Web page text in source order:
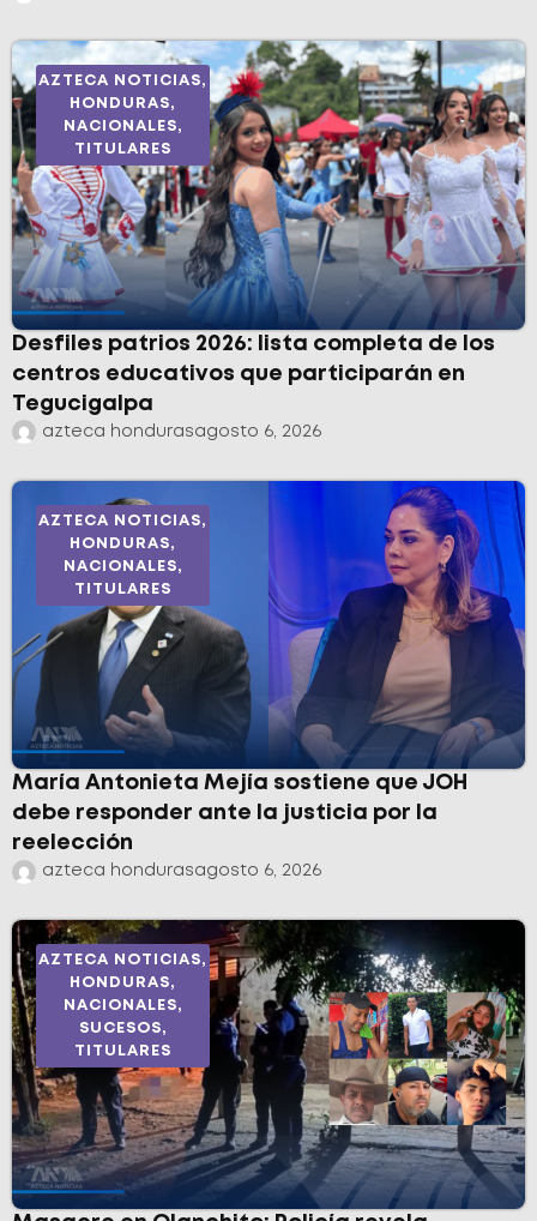
AZTECA NOTICIAS,
HONDURAS,
NACIONALES,
TITULARES
Desfiles patrios 2026: lista completa de los
centros educativos que participarán en
Tegucigalpa
azteca hondurasagosto 6, 2026
AZTECA NOTICIAS,
HONDURAS,
NACIONALES,
TITULARES
María Antonieta Mejía sostiene que JOH
debe responder ante la justicia por la
reelección
azteca hondurasagosto 6, 2026
AZTECA NOTICIAS,
HONDURAS,
NACIONALES,
SUCESOS,
TITULARES